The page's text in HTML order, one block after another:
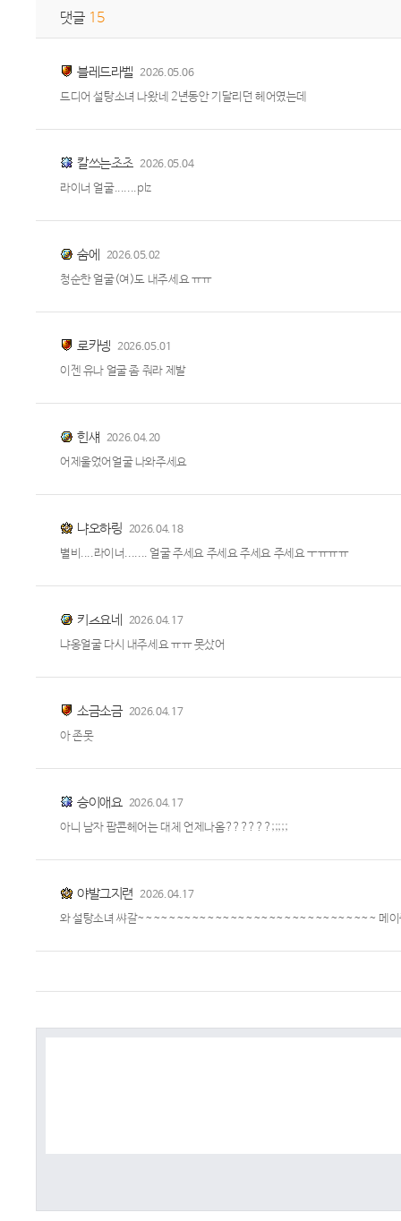
댓글 15
블레드라벨 2026.05.06
드디어 설탕소녀 나왔네 2년동안 기달리던 헤어였는데
칼쓰는초초 2026.05.04
라이너 얼굴.......plz
숨에 2026.05.02
청순한 얼굴(여)도 내주세요 ㅠㅠ
로카넹 2026.05.01
이젠 유나 얼굴 좀 줘라 제발
힌섀 2026.04.20
어제울었어얼굴 나와주세요
냐오하링 2026.04.18
별비....라이너....... 얼굴 주세요 주세요 주세요 주세요 ㅜㅠㅠㅠ
키츠요네 2026.04.17
냐옹얼굴 다시 내주세요 ㅠㅠ 못샀어
소금소금 2026.04.17
아 존못
승이애요 2026.04.17
아니 남자 팝콘헤어는 대체 언제나옴??????;;;;;
야발그지련 2026.04.17
와 설탕소녀 쌰갈~~~~~~~~~~~~~~~~~~~~~~~~~~~~~~~ 메이플